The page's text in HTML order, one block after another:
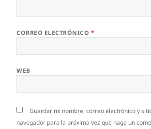
CORREO ELECTRÓNICO *
WEB
Guardar mi nombre, correo electrónico y
navegador para la próxima vez que haga un